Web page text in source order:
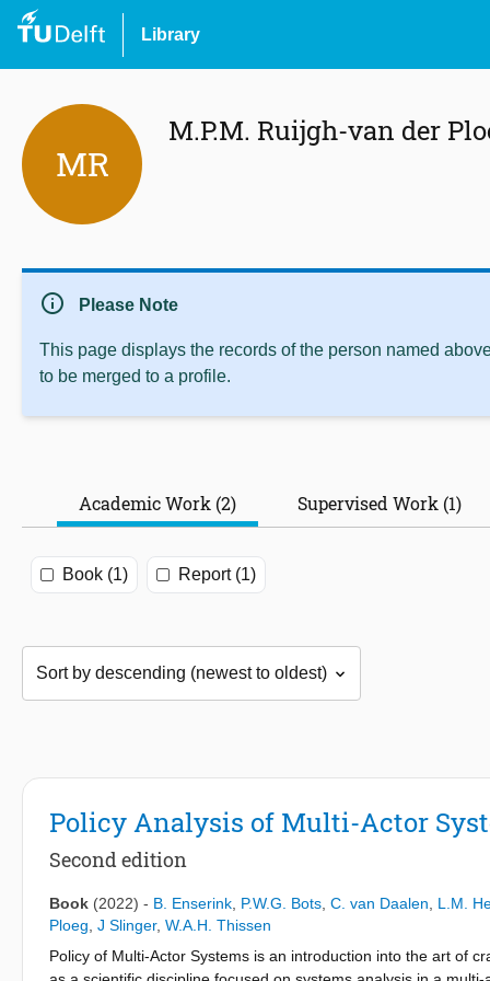
Library
MR
M.P.M. Ruijgh-van der
info Please Note
This page displays the records of the person named
to be merged to a profile.
Academic Work (2) Supervised Work (1)
Book (1) Report (1)
Policy Analysis of Multi-Actor
Second edition
Book (2022) - B. Enserink P.W.G. Bots C. van Daalen
L.M.
Ploeg J Slinger, W.A.H. Thissen
Policy of Multi-Actor Systems is an introduction into the art of